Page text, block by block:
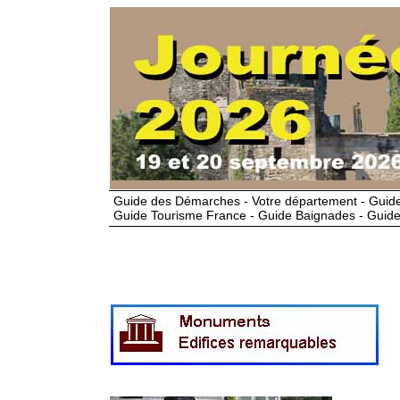
Guide des Démarches - Votre département -
Guide Tourisme France - Guide Baignades -